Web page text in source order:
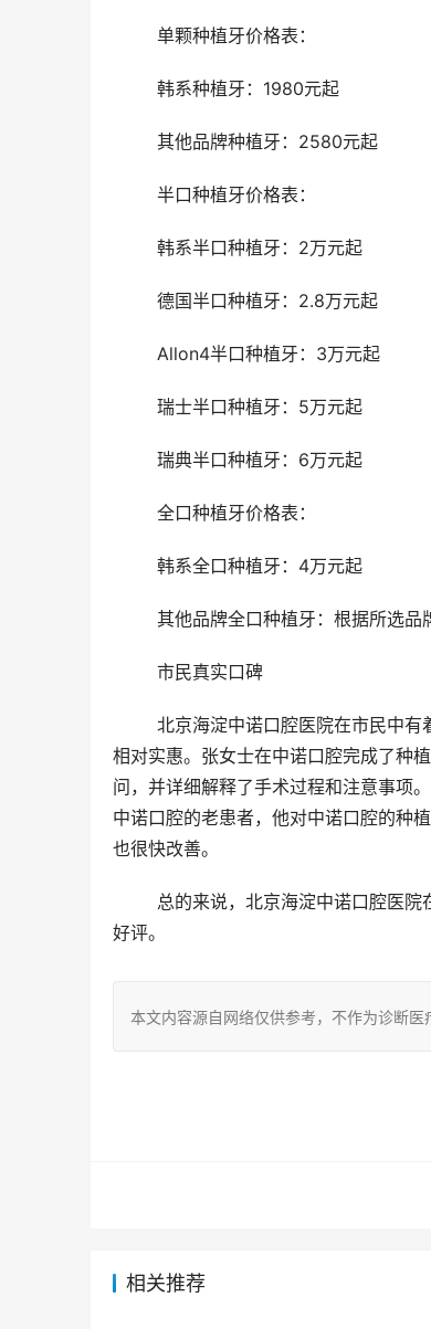
	单颗种植牙价格表：
	韩系种植牙：1980元起
	其他品牌种植牙：2580元起
	半口种植牙价格表：
	韩系半口种植牙：2万元起
	德国半口种植牙：2.8万元起
	Allon4半口种植牙：3万元起
	瑞士半口种植牙：5万元起
	瑞典半口种植牙：6万元起
	全口种植牙价格表：
	韩系全口种植牙：4万元起
其他品牌全口种植牙：根据所选
	市民真实口碑
相对实惠。张女士在中诺口腔完成了种
问，并详细解释了手术过程和注意事项
中诺口腔的老患者，他对中诺口腔的种
也很快改善。
好评。
本文内容源自网络仅供参考，不作为诊断
相关推荐